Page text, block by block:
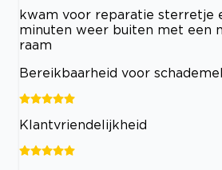
kwam voor reparatie sterretje
minuten weer buiten met een
raam
Bereikbaarheid voor
Klantvriendelijkheid